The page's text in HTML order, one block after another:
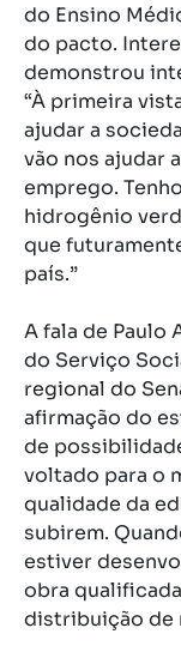
do Ensino
do pacto.
demonstrou
“À primeira
ajudar a
vão nos ajudar
emprego.
hidrogênio
que
país.”
A fala de Paulo
do Serviço
regional do
afirmação do
de
voltado para o
qualidade da
subirem.
estiver
obra
distribuição de